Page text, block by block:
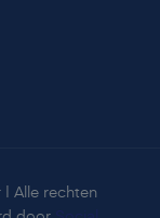
Alle rechten